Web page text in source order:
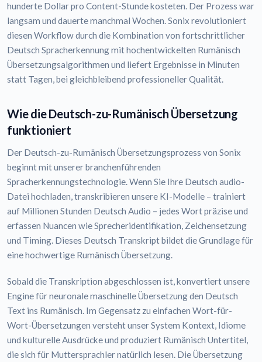
hunderte Dollar pro Content-Stunde kosteten. Der Prozess war
langsam und dauerte manchmal Wochen. Sonix revolutioniert
diesen Workflow durch die Kombination von fortschrittlicher
Deutsch Spracherkennung mit hochentwickelten Rumänisch
Übersetzungsalgorithmen und liefert Ergebnisse in Minuten
statt Tagen, bei gleichbleibend professioneller Qualität.
Wie die Deutsch-zu-Rumänisch Übersetzung
funktioniert
Der Deutsch-zu-Rumänisch Übersetzungsprozess von Sonix
beginnt mit unserer branchenführenden
Spracherkennungstechnologie. Wenn Sie Ihre Deutsch audio-
Datei hochladen, transkribieren unsere KI-Modelle – trainiert
auf Millionen Stunden Deutsch Audio – jedes Wort präzise und
erfassen Nuancen wie Sprecheridentifikation, Zeichensetzung
und Timing. Dieses Deutsch Transkript bildet die Grundlage für
eine hochwertige Rumänisch Übersetzung.
Sobald die Transkription abgeschlossen ist, konvertiert unsere
Engine für neuronale maschinelle Übersetzung den Deutsch
Text ins Rumänisch. Im Gegensatz zu einfachen Wort-für-
Wort-Übersetzungen versteht unser System Kontext, Idiome
und kulturelle Ausdrücke und produziert Rumänisch Untertitel,
die sich für Muttersprachler natürlich lesen. Die Übersetzung